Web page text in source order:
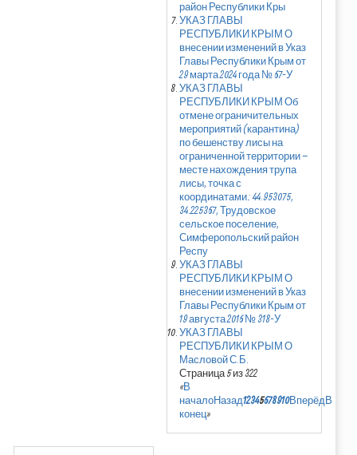
район Республики Кры
УКАЗ ГЛАВЫ
РЕСПУБЛИКИ КРЫМ О
внесении изменений в Указ
Главы Республики Крым от
29 марта 2024 года № 67-У
УКАЗ ГЛАВЫ
РЕСПУБЛИКИ КРЫМ Об
отмене ограничительных
мероприятий (карантина)
по бешенству лисы на
ограниченной территории –
месте нахождения трупа
лисы, точка с
координатами: 44.953075,
34.225367, Трудовское
сельское поселение,
Симферопольский район
Респу
УКАЗ ГЛАВЫ
РЕСПУБЛИКИ КРЫМ О
внесении изменений в Указ
Главы Республики Крым от
19 августа 2016 № 318-У
УКАЗ ГЛАВЫ
РЕСПУБЛИКИ КРЫМ О
Масловой С.Б.
Страница 5 из 322
«В
началоНазад12345678910ВперёдВ
конец»